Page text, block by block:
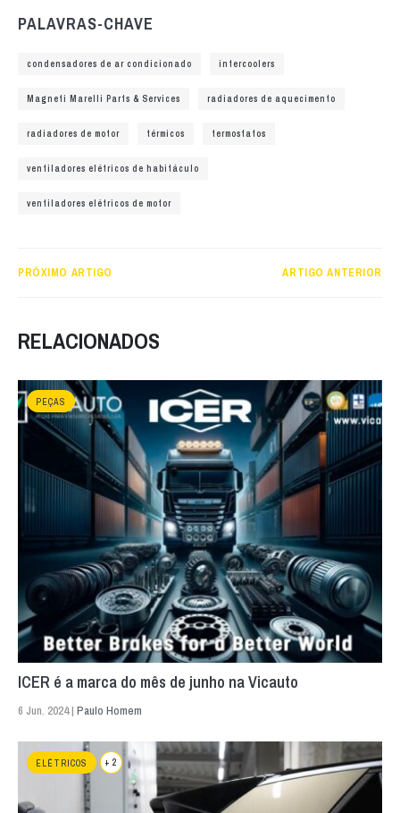
PALAVRAS-CHAVE
condensadores de ar condicionado intercoolers
Magneti Marelli Parts & Services radiadores de aquecimento
radiadores de motor térmicos termostatos
ventiladores elétricos de habitáculo
ventiladores elétricos de motor
PRÓXIMO ARTIGO ARTIGO ANTERIOR
RELACIONADOS
PEÇAS
ICER é a marca do mês de junho na Vicauto
6 Jun. 2024 | Paulo Homem
ELÉTRICOS + 2